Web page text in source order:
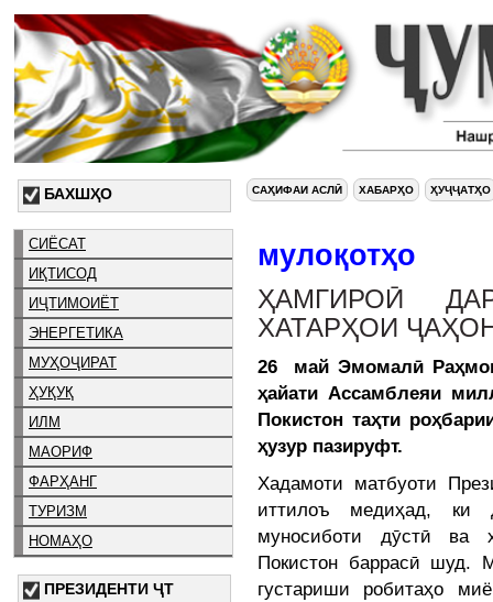
БАХШҲО
СИЁСАТ
ИҚТИСОД
ИҶТИМОИЁТ
ЭНЕРГЕТИКА
МУҲОҶИРАТ
ҲУҚУҚ
ИЛМ
МАОРИФ
ФАРҲАНГ
ТУРИЗМ
НОМАҲО
ПРЕЗИДЕНТИ ҶТ
САҲИФАИ АСЛӢ ХАБАРҲО ҲУҶҶАТҲО
мулоқотҳо
ҲАМГИРОӢ
ХАТАРҲОИ
26 май Эмомалӣ
ҳайати Ассамблеяи
Покистон таҳти
ҳузур пазируфт.
Хадамоти матбуоти
иттилоъ медиҳад, ки
муносиботи дӯстӣ ва
Покистон баррасӣ шуд.
густариши робитаҳо